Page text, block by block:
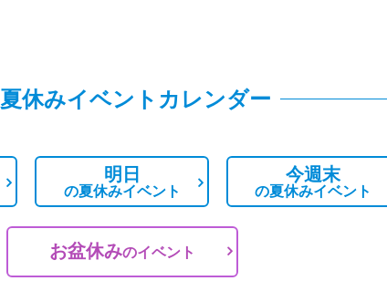
夏休みイベントカレンダー
明日
の夏休みイベント
今週末
の夏休みイベント
お盆休みのイベント